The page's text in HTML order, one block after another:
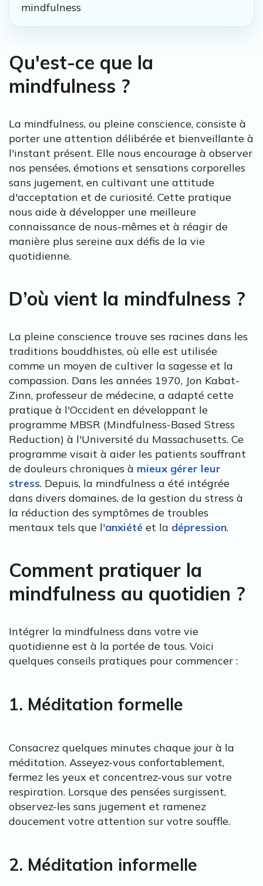
mindfulness
Qu'est-ce que la
mindfulness ?
La mindfulness, ou pleine conscience, consiste à
porter une attention délibérée et bienveillante à
l'instant présent. Elle nous encourage à observer
nos pensées, émotions et sensations corporelles
sans jugement, en cultivant une attitude
d'acceptation et de curiosité. Cette pratique
nous aide à développer une meilleure
connaissance de nous-mêmes et à réagir de
manière plus sereine aux défis de la vie
quotidienne.
D’où vient la mindfulness ?
La pleine conscience trouve ses racines dans les
traditions bouddhistes, où elle est utilisée
comme un moyen de cultiver la sagesse et la
compassion. Dans les années 1970, Jon Kabat-
Zinn, professeur de médecine, a adapté cette
pratique à l'Occident en développant le
programme MBSR (Mindfulness-Based Stress
Reduction) à l'Université du Massachusetts. Ce
programme visait à aider les patients souffrant
de douleurs chroniques à mieux gérer leur
stress. Depuis, la mindfulness a été intégrée
dans divers domaines, de la gestion du stress à
la réduction des symptômes de troubles
mentaux tels que l'anxiété et la dépression.
Comment pratiquer la
mindfulness au quotidien ?
Intégrer la mindfulness dans votre vie
quotidienne est à la portée de tous. Voici
quelques conseils pratiques pour commencer :
1. Méditation formelle
Consacrez quelques minutes chaque jour à la
méditation. Asseyez-vous confortablement,
fermez les yeux et concentrez-vous sur votre
respiration. Lorsque des pensées surgissent,
observez-les sans jugement et ramenez
doucement votre attention sur votre souffle.
2. Méditation informelle